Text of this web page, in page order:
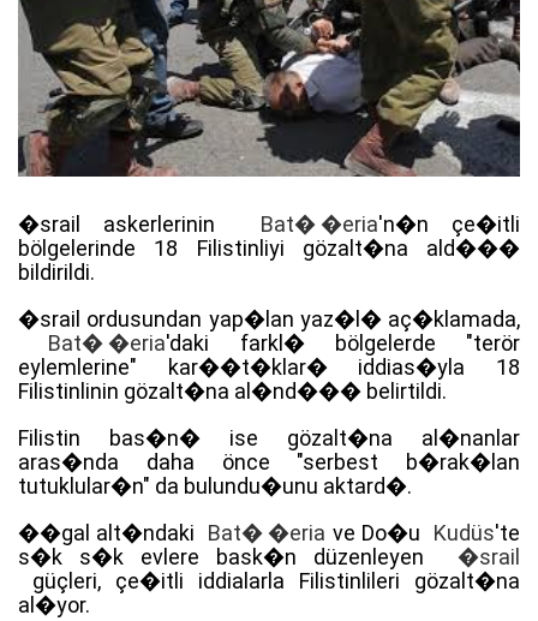
�srail askerlerinin Bat� �eria'n�n çe�itli
bölgelerinde 18 Filistinliyi gözalt�na ald���
bildirildi.
�srail ordusundan yap�lan yaz�l� aç�klamada,
Bat� �eria'daki farkl� bölgelerde "terör
eylemlerine" kar��t�klar� iddias�yla 18
Filistinlinin gözalt�na al�nd��� belirtildi.
Filistin bas�n� ise gözalt�na al�nanlar
aras�nda daha önce "serbest b�rak�lan
tutuklular�n" da bulundu�unu aktard�.
��gal alt�ndaki Bat� �eria ve Do�u Kudüs'te
s�k s�k evlere bask�n düzenleyen �srail
güçleri, çe�itli iddialarla Filistinlileri gözalt�na
al�yor.